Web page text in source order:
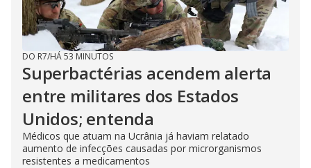
DO R7/HÁ 53 MINUTOS
Superbactérias acendem alerta
entre militares dos Estados
Unidos; entenda
Médicos que atuam na Ucrânia já haviam relatado
aumento de infecções causadas por microrganismos
resistentes a medicamentos